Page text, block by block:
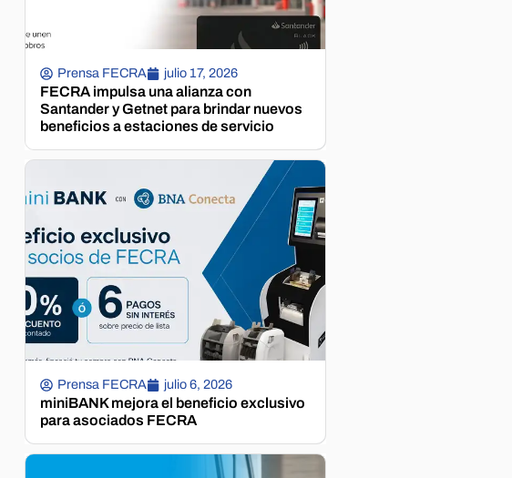
Prensa FECRA julio 17, 2026
FECRA impulsa una alianza con
Santander y Getnet para brindar nuevos
beneficios a estaciones de servicio
Prensa FECRA julio 6, 2026
miniBANK mejora el beneficio exclusivo
para asociados FECRA